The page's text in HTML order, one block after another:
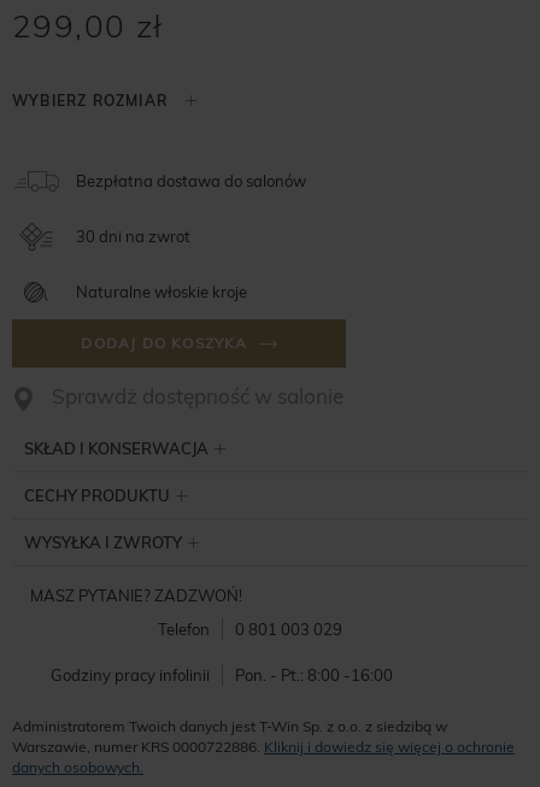
299,00 zł
Bezpłatna dostawa do salonów
30 dni na zwrot
Naturalne włoskie kroje
DODAJ DO KOSZYKA
Sprawdż dostępność w salonie
SKŁAD I KONSERWACJA
CECHY PRODUKTU
WYSYŁKA I ZWROTY
MASZ PYTANIE? ZADZWOŃ!
Telefon
0 801 003 029
Godziny pracy infolinii Pon. - Pt.: 8:00 -16:00
Administratorem Twoich danych jest T-Win Sp. z o.o. z siedzibą w
Warszawie, numer KRS 0000722886. Kliknij i dowiedz się więcej o ochronie
danych osobowych.